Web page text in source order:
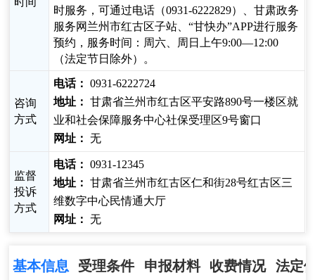
时服务，可通过电话（0931-6222829）、甘肃政务
服务网兰州市红古区子站、“甘快办”APP进行服务
预约，服务时间：周六、周日上午9:00—12:00
（法定节日除外）。
咨询
方式
电话： 0931-6222724
地址： 甘肃省兰州市红古区平安路890号一楼区就
业和社会保障服务中心社保受理区9号窗口
网址： 无
监督
投诉
方式
电话： 0931-12345
地址： 甘肃省兰州市红古区仁和街28号红古区三
维数字中心民情通大厅
网址： 无
基本信息 受理条件 申报材料 收费情况 法定